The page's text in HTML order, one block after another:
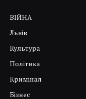
ВІЙНА
Львів
Культура
Політика
Кримінал
Бізнес